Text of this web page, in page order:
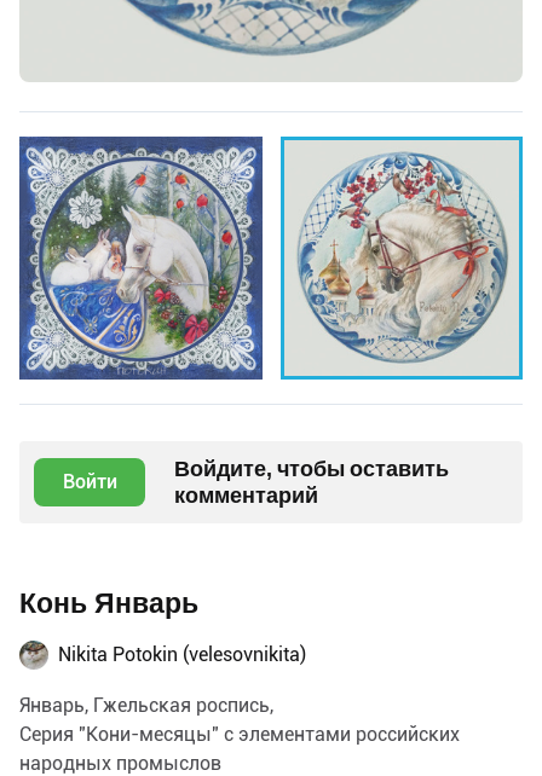
Войти
Войдите, чтобы оставить
комментарий
Конь Январь
Nikita Potokin (velesovnikita)
Январь, Гжельская роспись,
Серия "Кони-месяцы" с элементами российских
народных промыслов